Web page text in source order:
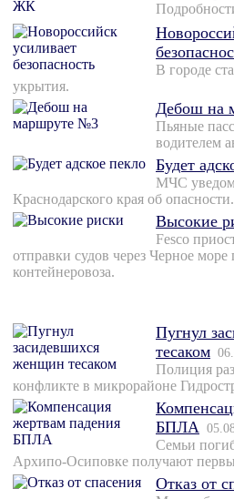
В городе
укрытия.
Дебош на
Пьяные
водителем
Будет
МЧС
Краснодарского края об опасности.
Высокие
Fesco
отправки судов через Черное
контейнеровоза.
Пугнул
тесаком
Полиция
конфликте в микрорайоне
БПЛА
Семьи
Архипо-Осиповке получают
Отказ от